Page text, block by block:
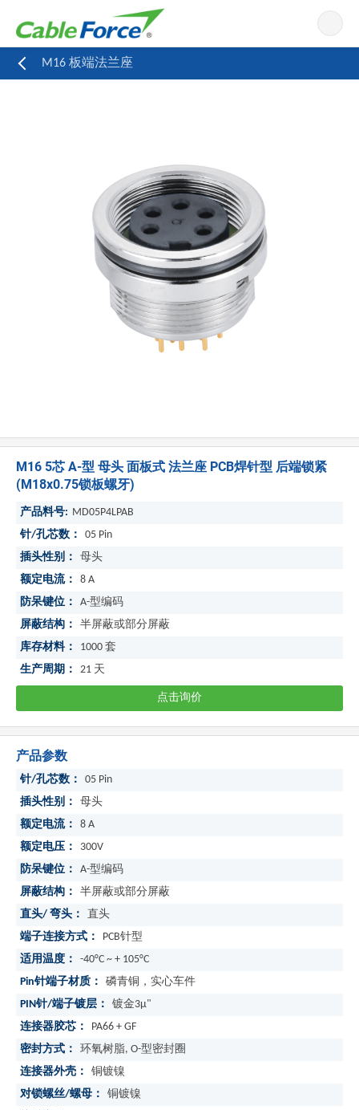
M16 板端法兰座
M16 5芯 A-型 母头 面板式 法兰座 PCB焊针型 后端锁紧
(M18x0.75锁板螺牙)
产品料号: MD05P4LPAB
针/孔芯数：
05 Pin
插头性别：
母头
额定电流：
8 A
防呆键位：
A-型编码
屏蔽结构：
半屏蔽或部分屏蔽
库存材料：
1000 套
生产周期：
21 天
点击询价
产品参数
针/孔芯数：
05 Pin
插头性别：
母头
额定电流：
8 A
额定电压：
300V
防呆键位：
A-型编码
屏蔽结构：
半屏蔽或部分屏蔽
直头/ 弯头：
直头
端子连接方式：
PCB针型
适用温度：
-40°C ~ + 105°C
Pin针端子材质：
磷青铜，实心车件
PIN针/端子镀层：
镀金3μ"
连接器胶芯：
PA66 + GF
密封方式：
环氧树脂, O-型密封圈
连接器外壳：
铜镀镍
对锁螺丝/螺母：
铜镀镍